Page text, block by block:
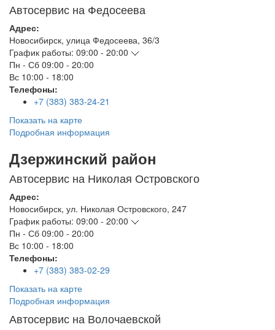
Автосервис на Федосеева
Адрес:
Новосибирск, улица Федосеева, 36/3
График работы: 09:00 - 20:00
Пн - Сб 09:00 - 20:00
Вс 10:00 - 18:00
Телефоны:
+7 (383) 383-24-21
Показать на карте
Подробная информация
Дзержинский район
Автосервис на Николая Островского
Адрес:
Новосибирск, ул. Николая Островского, 247
График работы: 09:00 - 20:00
Пн - Сб 09:00 - 20:00
Вс 10:00 - 18:00
Телефоны:
+7 (383) 383-02-29
Показать на карте
Подробная информация
Автосервис на Волочаевской